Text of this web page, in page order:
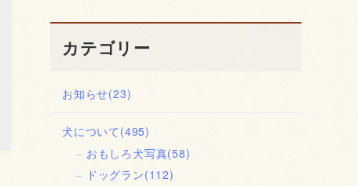
カテゴリー
お知らせ(23)
犬について (495)
おもしろ犬写真(58)
ドッグラン(112)